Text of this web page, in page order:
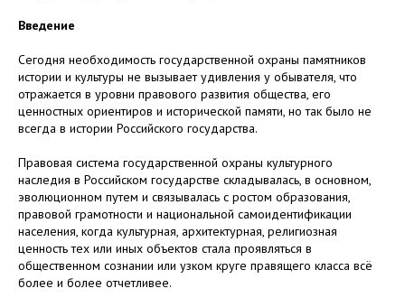
Введение
Сегодня необходимость государственной охраны памятников
истории и культуры не вызывает удивления у обывателя, что
отражается в уровни правового развития общества, его
ценностных ориентиров и исторической памяти, но так было не
всегда в истории Российского государства.
Правовая система государственной охраны культурного
наследия в Российском государстве складывалась, в основном,
эволюционном путем и связывалась с ростом образования,
правовой грамотности и национальной самоидентификации
населения, когда культурная, архитектурная, религиозная
ценность тех или иных объектов стала проявляться в
общественном сознании или узком круге правящего класса всё
более и более отчетливее.